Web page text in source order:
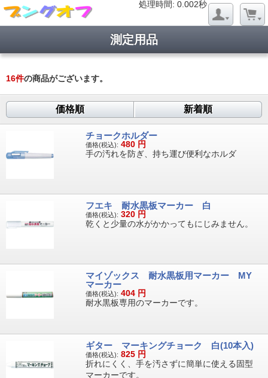
処理時間: 0.002秒
測定用品
16件の商品がございます。
価格順 新着順
チョークホルダー
価格(税込): 480 円
手の汚れを防ぎ、持ち運び便利なホルダ
フエキ 耐水黒板マーカー 白
価格(税込): 320 円
乾くと少量の水がかかってもにじみません。
マイゾックス 耐水黒板用マーカー MY
マーカー
価格(税込): 404 円
耐水黒板専用のマーカーです。
ギター マーキングチョーク 白(10本入)
価格(税込): 825 円
折れにくく、手を汚さずに簡単に使える固型
マーカーです。
処理時間: 0.019秒